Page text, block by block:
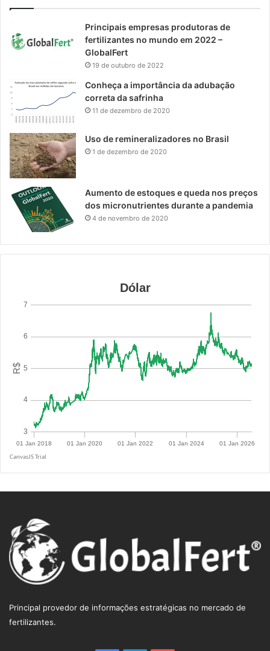
Principais empresas produtoras de
fertilizantes no mundo em 2022 –
GlobalFert
19 de outubro de 2022
Conheça a importância da adubação
correta da safrinha
11 de dezembro de 2020
Uso de remineralizadores no Brasil
1 de dezembro de 2020
Aumento de estoques e queda nos preços
dos micronutrientes durante a pandemia
4 de novembro de 2020
Principal provedor de informações estratégicas no mercado de
fertilizantes.